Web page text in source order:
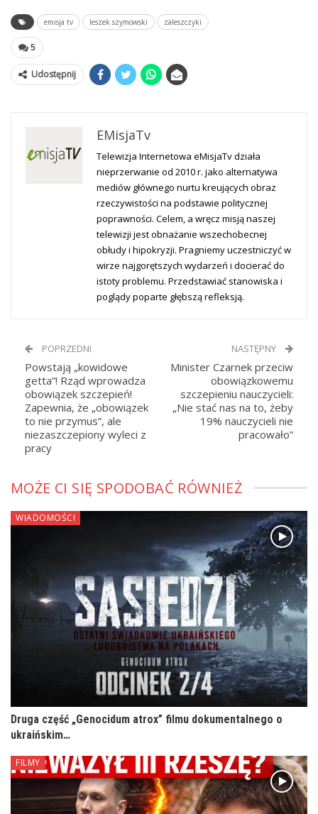
emisja tv leszek szymowski zaleszczyki
5
Udostępnij
EMisjaTv
Telewizja Internetowa eMisjaTv działa
nieprzerwanie od 2010 r. jako alternatywa
mediów głównego nurtu kreujących obraz
rzeczywistości na podstawie politycznej
poprawności. Celem, a wręcz misją naszej
telewizji jest obnażanie wszechobecnej
obłudy i hipokryzji. Pragniemy uczestniczyć w
wirze najgorętszych wydarzeń i docierać do
istoty problemu. Przedstawiać stanowiska i
poglądy poparte głębszą refleksją.
POPRZEDNI
Powstają „kowidowe
getta”! Rząd wprowadza
obowiązek szczepień!
Zapewnia, że „obowiązek
to nie przymus”, ale
niezaszczepiony wyleci z
pracy
NASTĘPNY
Minister Czarnek przeciw
obowiązkowemu
szczepieniu nauczycieli:
„Nie stać nas na to, żeby
19% nauczycieli nie
pracowało”
MOŻE CI SIĘ SPODOBAĆ RÓWNIEŻ
WIADOMOŚCI
Druga część „Genocidum atrox” filmu dokumentalnego o
ukraińskim…
FILMY